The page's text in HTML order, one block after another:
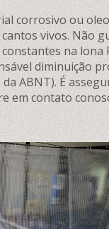
corrosivo ou
vivos. Não
na
diminuição
ABNT). É
em contato